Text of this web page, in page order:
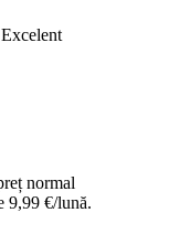
normal
9,99 €/lună.